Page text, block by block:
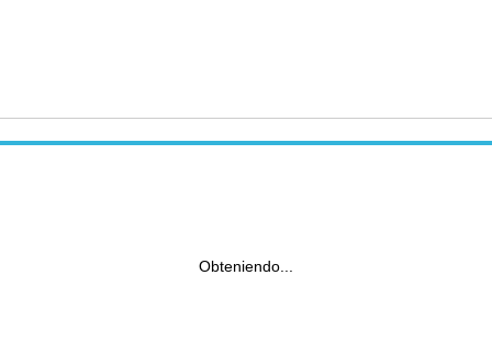
Obteniendo...